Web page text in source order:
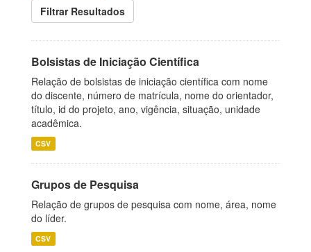
Filtrar Resultados
Bolsistas de Iniciação Científica
Relação de bolsistas de iniciação científica com nome
do discente, número de matrícula, nome do orientador,
título, id do projeto, ano, vigência, situação, unidade
acadêmica.
CSV
Grupos de Pesquisa
Relação de grupos de pesquisa com nome, área, nome
do líder.
CSV